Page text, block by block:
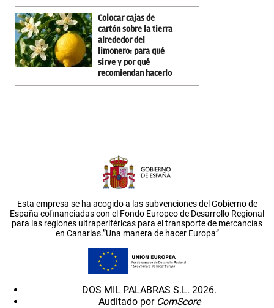
Colocar cajas de
cartón sobre la tierra
alrededor del
limonero: para qué
sirve y por qué
recomiendan hacerlo
Esta empresa se ha acogido a las subvenciones del Gobierno de
España cofinanciadas con el Fondo Europeo de Desarrollo Regional
para las regiones ultraperiféricas para el transporte de mercancías
en Canarias.”Una manera de hacer Europa”
DOS MIL PALABRAS S.L. 2026.
Auditado por ComScore